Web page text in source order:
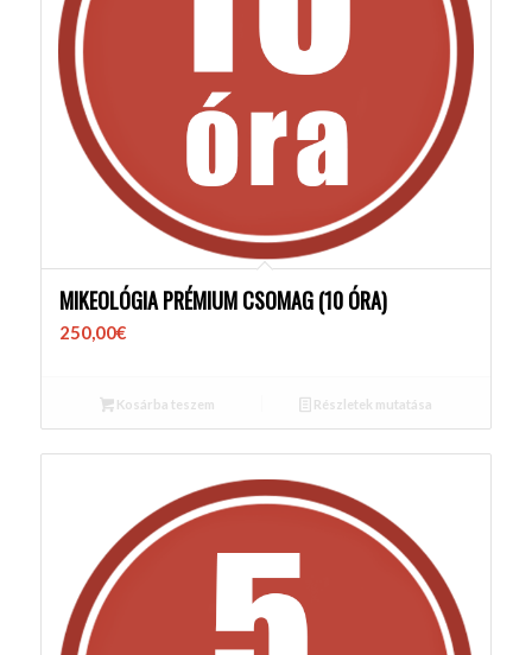
MIKEOLÓGIA PRÉMIUM CSOMAG (10 ÓRA)
250,00€
Kosárba teszem Részletek mutatása